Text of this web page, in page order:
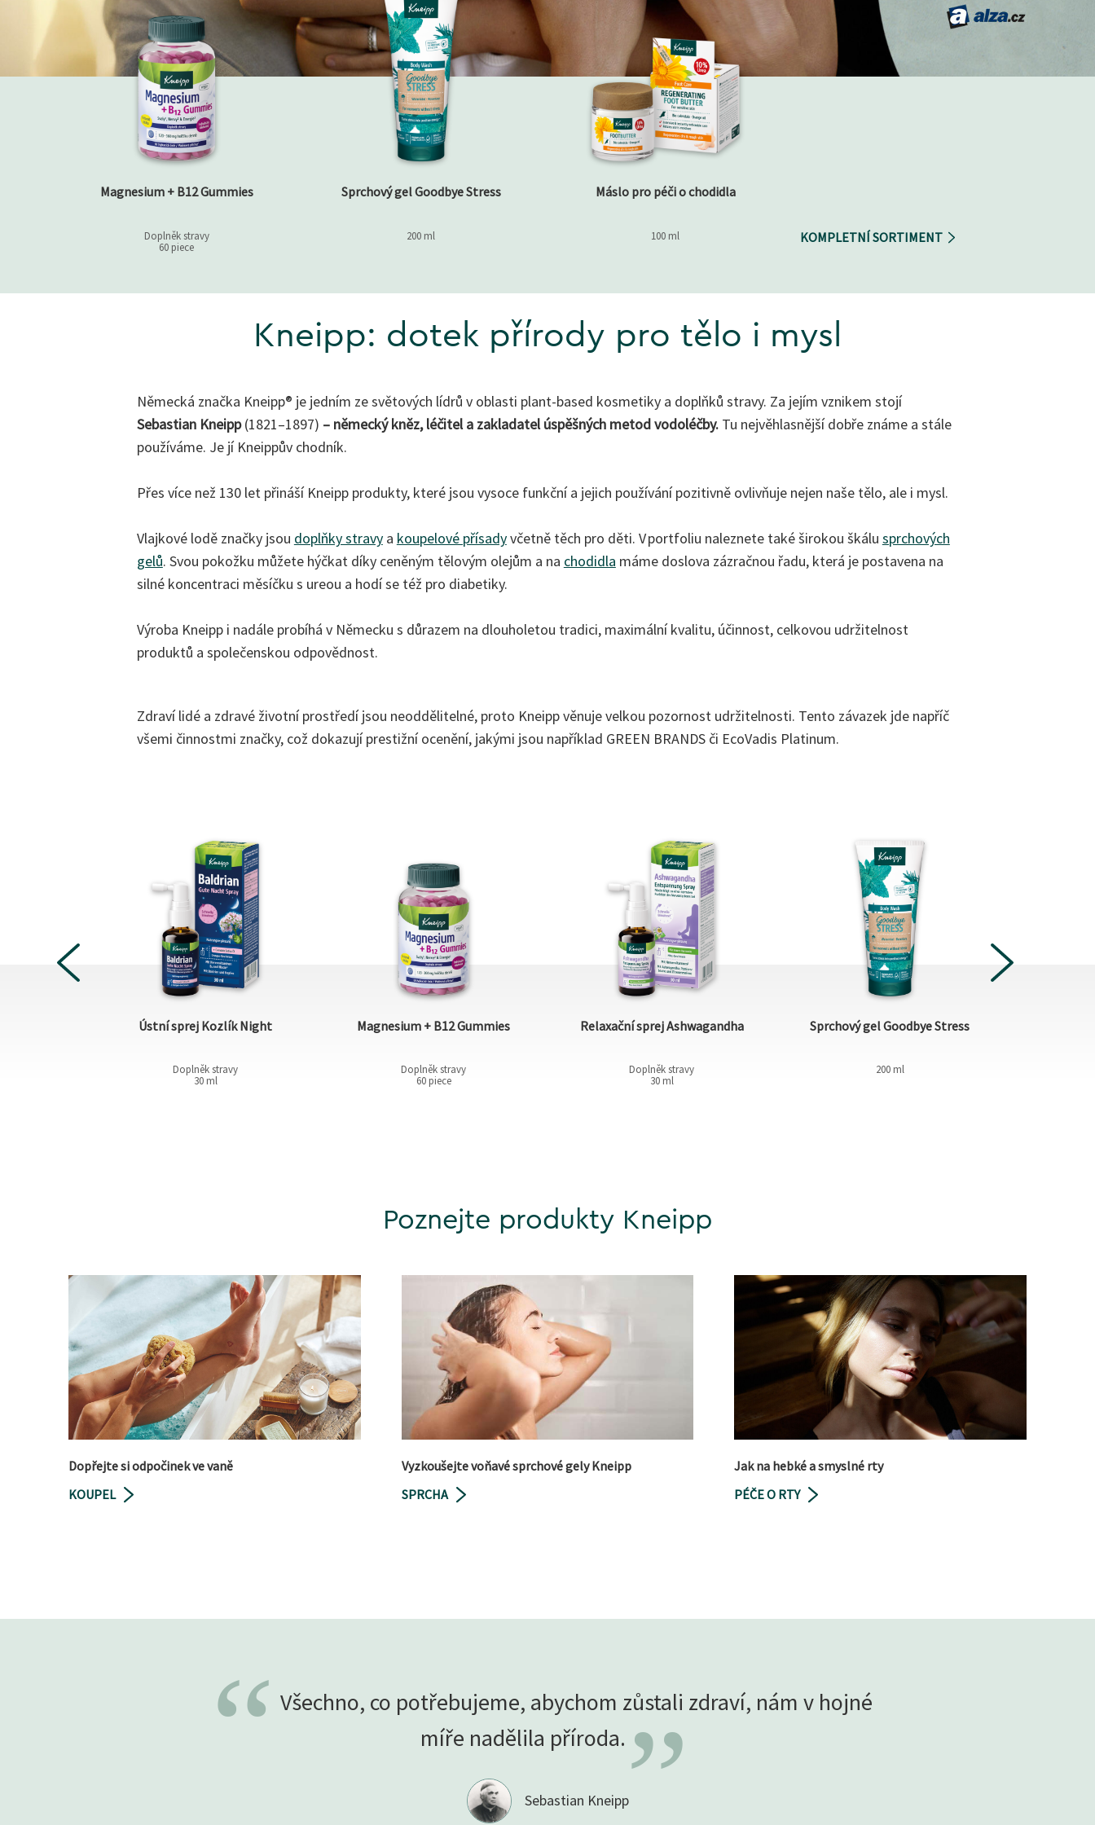
Magnesium + B12 Gummies
Doplněk stravy
60 piece
Sprchový gel Goodbye Stress
200 ml
Máslo pro péči o chodidla
100 ml KOMPLETNÍ SORTIMENT
Kneipp: dotek přírody pro tělo i mysl
Německá značka Kneipp® je jedním ze světových lídrů v oblasti plant-based kosmetiky a doplňků stravy. Za jejím vznikem stojí
Sebastian Kneipp(1821–1897) – německý kněz, léčitel a zakladatel úspěšných metod vodoléčby.Tu nejvěhlasnější dobře známe a stále
používáme. Je jí Kneippův chodník.
Přes více než 130 let přináší Kneipp produkty, které jsou vysoce funkční a jejich používání pozitivně ovlivňuje nejen naše tělo, ale i mysl.
Vlajkové lodě značky jsou doplňky stravya koupelové přísadyvčetně těch pro děti. V portfoliu naleznete také širokou škálu sprchových
gelů. Svou pokožku můžete hýčkat díky ceněným tělovým olejům a na chodidla máme doslova zázračnou řadu, která je postavena na
silné koncentraci měsíčku s ureou a hodí se též pro diabetiky.
Výroba Kneipp i nadále probíhá v Německu s důrazem na dlouholetou tradici, maximální kvalitu, účinnost, celkovou udržitelnost
produktů a společenskou odpovědnost.
Zdraví lidé a zdravé životní prostředí jsou neoddělitelné, proto Kneipp věnuje velkou pozornost udržitelnosti. Tento závazek jde napříč
všemi činnostmi značky, což dokazují prestižní ocenění, jakými jsou například GREEN BRANDS či EcoVadis Platinum.
Ústní sprej Kozlík Night
Doplněk stravy
30 ml
Magnesium + B12 Gummies
Doplněk stravy
60 piece
Relaxační sprej Ashwagandha
Doplněk stravy
30 ml
Sprchový gel Goodbye Stress
200 ml
PREVIOUS NEXT
Poznejte produkty Kneipp
Dopřejte si odpočinek ve vaně
KOUPEL
Vyzkoušejte voňavé sprchové gely Kneipp
SPRCHA
Jak na hebké a smyslné rty
PÉČE O RTY
“ Všechno, co potřebujeme, abychom zůstali zdraví, nám v hojné
míře nadělila příroda.”
Sebastian Kneipp